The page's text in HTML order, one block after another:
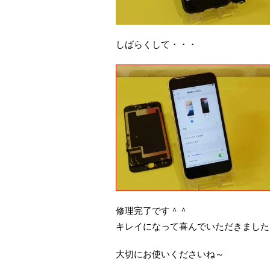
しばらくして・・・
修理完了です＾＾
キレイになって喜んでいただきまし
大切にお使いくださいね～